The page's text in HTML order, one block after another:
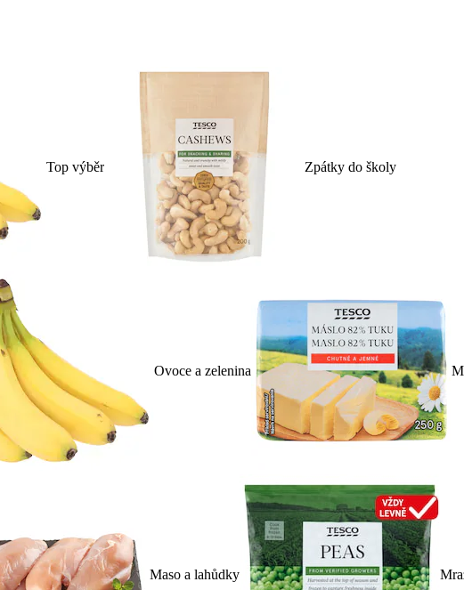
Top výběr Zpátky do školy
Ovoce a zelenina
Maso a lahůdky